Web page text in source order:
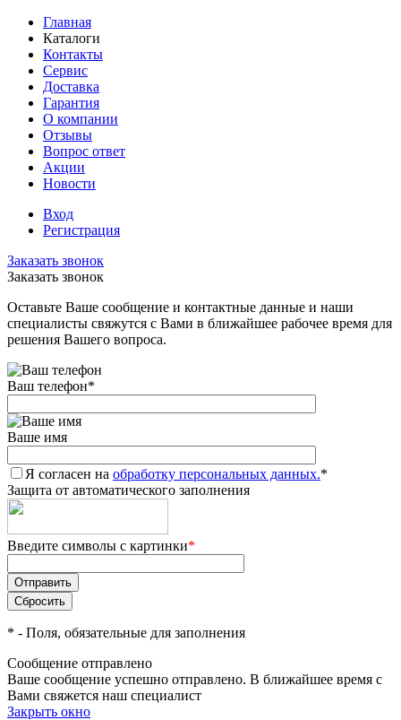
Главная
Каталоги
Контакты
Сервис
Доставка
Гарантия
О компании
Отзывы
Вопрос ответ
Акции
Новости
Вход
Регистрация
Заказать звонок
Заказать звонок
Оставьте Ваше сообщение и контактные данные и наши
специалисты свяжутся с Вами в ближайшее рабочее время для
решения Вашего вопроса.
Ваш телефон*
Ваше имя
Я согласен на обработку персональных данных.*
Защита от автоматического заполнения
Введите символы с картинки*
* - Поля, обязательные для заполнения
Сообщение отправлено
Ваше сообщение успешно отправлено. В ближайшее время с
Вами свяжется наш специалист
Закрыть окно